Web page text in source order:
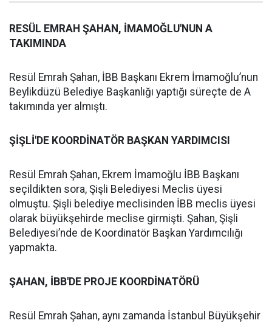
RESÜL EMRAH ŞAHAN, İMAMOĞLU'NUN A
TAKIMINDA
Resül Emrah Şahan, İBB Başkanı Ekrem İmamoğlu’nun
Beylikdüzü Belediye Başkanlığı yaptığı süreçte de A
takımında yer almıştı.
ŞİŞLİ'DE KOORDİNATÖR BAŞKAN YARDIMCISI
Resül Emrah Şahan, Ekrem İmamoğlu İBB Başkanı
seçildikten sora, Şişli Belediyesi Meclis üyesi
olmuştu. Şişli belediye meclisinden İBB meclis üyesi
olarak büyükşehirde meclise girmişti. Şahan, Şişli
Belediyesi’nde de Koordinatör Başkan Yardımcılığı
yapmakta.
ŞAHAN, İBB'DE PROJE KOORDİNATÖRÜ
Resül Emrah Şahan, aynı zamanda İstanbul Büyükşehir